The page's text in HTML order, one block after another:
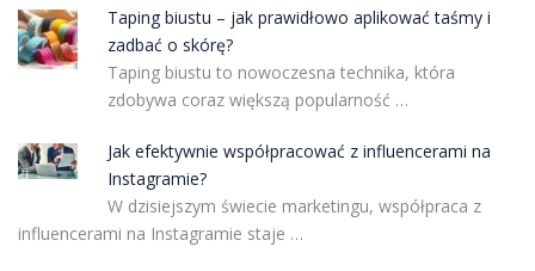
Taping biustu – jak prawidłowo aplikować taśmy i
zadbać o skórę?
Taping biustu to nowoczesna technika, która
zdobywa coraz większą popularność …
Jak efektywnie współpracować z influencerami na
Instagramie?
W dzisiejszym świecie marketingu, współpraca z
influencerami na Instagramie staje …